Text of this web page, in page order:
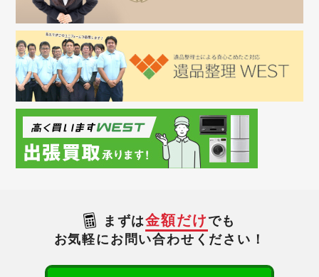
まずは金額だけ でも
お気軽にお問い合わせください！